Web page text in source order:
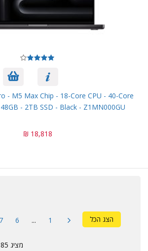
- M5 Max Chip - 18-Core CPU - 40-Core
- 2TB SSD - Black - Z1MN000GU
18,818 ₪
הצג הכל 1
...
6
7
מציג 85 - 96 מתוך 99 פריטים